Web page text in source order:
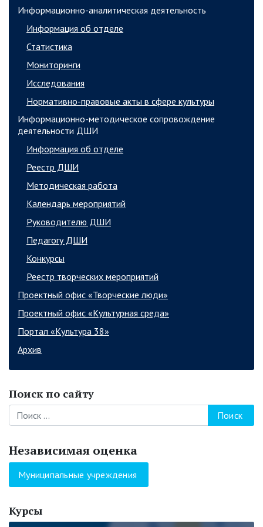
Информационно-аналитическая деятельность
Информация об отделе
Статистика
Мониторинги
Исследования
Нормативно-правовые акты в сфере культуры
Информационно-методическое сопровождение
деятельности ДШИ
Информация об отделе
Реестр ДШИ
Методическая работа
Календарь мероприятий
Руководителю ДШИ
Педагогу ДШИ
Конкурсы
Реестр творческих мероприятий
Проектный офис «Творческие люди»
Проектный офис «Культурная среда»
Портал «Культура 38»
Архив
Поиск по сайту
Поиск
Независимая оценка
Муниципальные учреждения
Курсы